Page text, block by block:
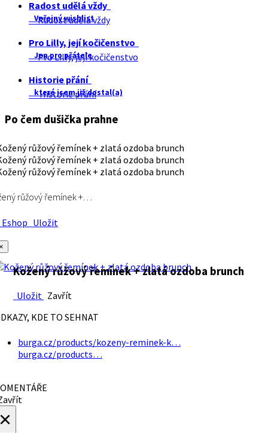
Radost udělá vždy
Veřejný wishlist
Radost udělá vždy
Pro Lilly, její kočičenstvo
Jen pro přátele
Pro Lilly, její kočičenstvo
Historie přání
které jsem již dostal(a)
Historie přání
Po čem dušička prahne
růžový řemínek +…
Uložit
Kožený růžový řemínek + zlatá ozdoba brunch
Uložit Zavřít
KDE TO SEHNAT
burga.cz/products/kozeny-reminek-k…
burga.cz/products…